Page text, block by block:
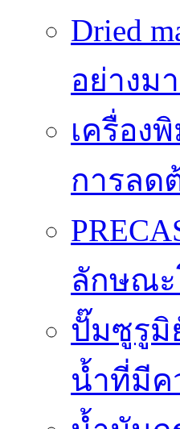
Dried
อย่างม
เครื่อง
การลด
ลักษณะ
ปั๊มซูรูมิ
น้ำที่มีค